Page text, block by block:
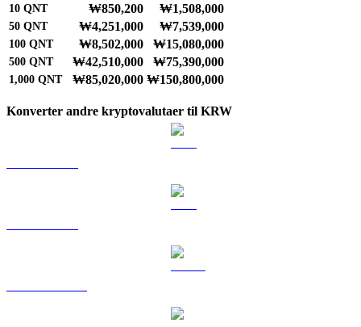
10 QNT ₩850,200 ₩1,508,000
50 QNT ₩4,251,000 ₩7,539,000
100 QNT ₩8,502,000 ₩15,080,000
500 QNT ₩42,510,000 ₩75,390,000
1,000 QNT ₩85,020,000 ₩150,800,000
Konverter andre kryptovalutaer til KRW